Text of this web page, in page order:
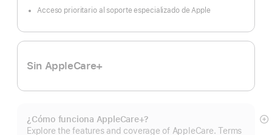
Acceso prioritario al soporte especializado de Apple
Sin AppleCare+
¿Cómo funciona AppleCare+?
Explore the features and coverage of AppleCare. Terms